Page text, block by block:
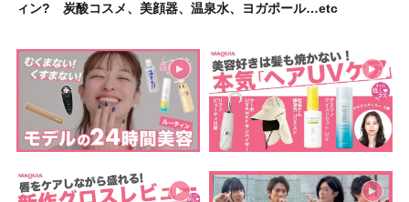
ィン? 炭酸コスメ、美顔器、温泉水、ヨガポール…etc